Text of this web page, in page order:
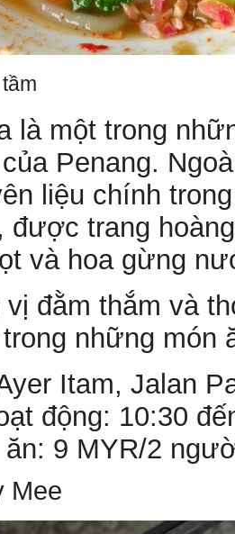
là một trong
Penang.
liệu chính
được trang
và hoa gừng
đằm thắm và
những
Itam, Jalan
động: 10:30
9 MYR/2
Mee